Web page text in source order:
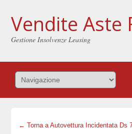
Vendite Aste
Gestione Insolvenze Leasing
← Torna a Autovettura Incidentata Ds